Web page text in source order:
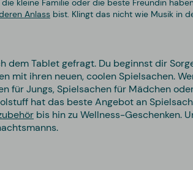
Anlass bist. Klingt das nicht wie Musik in
dem Tablet gefragt. Du beginnst dir
mit ihren neuen, coolen Spielsachen.
für Jungs, Spielsachen für Mädchen
hat das beste Angebot an
bis hin zu Wellness-Geschenken.